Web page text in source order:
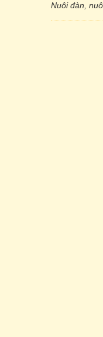
Nuôi đàn,